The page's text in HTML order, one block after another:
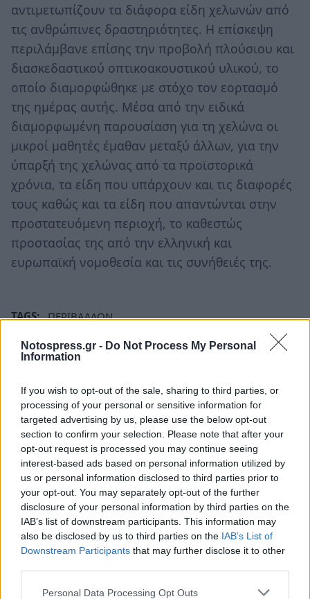
Notospress.gr - Do Not Process My Personal
Information
If you wish to opt-out of the sale, sharing to third parties, or
processing of your personal or sensitive information for
targeted advertising by us, please use the below opt-out
section to confirm your selection. Please note that after your
opt-out request is processed you may continue seeing
interest-based ads based on personal information utilized by
us or personal information disclosed to third parties prior to
your opt-out. You may separately opt-out of the further
disclosure of your personal information by third parties on the
IAB’s list of downstream participants. This information may
also be disclosed by us to third parties on the IAB’s List of
Downstream Participants that may further disclose it to other
Personal Data Processing Opt Outs
αντιμετωπίζουν τα διάφορα είδη χελωνών από
τις ανθρώπινες δραστηριότητες. Η επίσκεψη
περιλάμβανε επίσης την προβολή πλούσιου και
διασκεδαστικού οπτικοακουστικού υλικού, το
οποίο διαμορφώθηκε με στόχο τον εορτασμό
της ημέρας αυτής. Μέσα από την ειδικά
διαμορφωμένη παρουσίαση για τη χελώνα οι
μικροί μαθητές έμαθαν μεταξύ άλλων, για την
ύπαρξή της χελώνας από τα προϊστορικά
χρόνια, τα είδη που υπάρχουν και τις διαφορές
τους καθώς και τα είδη που απαντώνται στην
προστατευόμενη περιοχή, το καθεστώς
προστασίας της από την ελληνική και
ευρωπαϊκή νομοθεσία και τις συνήθειές της.
TAGS: ΠΕΡΙΒΑΛΛΟΝ